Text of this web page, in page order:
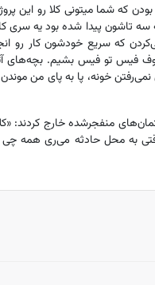
که شما میتونی کلا رو این
تاشون پیدا شده بود یه سری
که سریع خودشون کار رو
فیس تو فیس بشیم.
خونه، پا به پای من موندن.
حداقل 15 پیکر را از زیر آوارهای ساختمان‌های
به محل حادثه می‌ری همه